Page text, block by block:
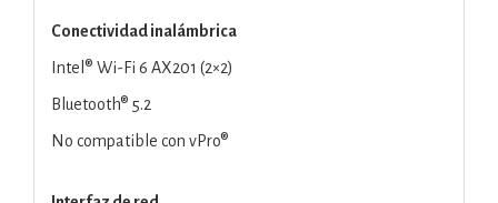
Conectividad inalámbrica
Intel® Wi-Fi 6 AX201 (2×2)
Bluetooth® 5.2
No compatible con vPro®